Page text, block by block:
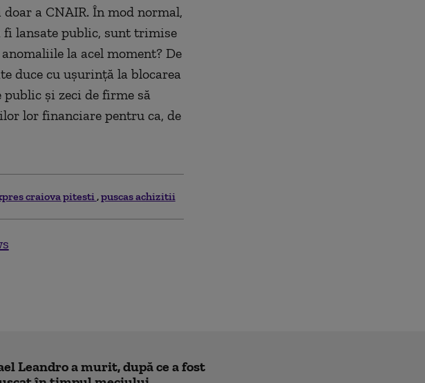
a CNAIR. În mod normal,
lansate public, sunt trimise
la acel moment? De
duce cu ușurință la blocarea
și zeci de firme să
lor financiare pentru ca, de
craiova pitesti puscas achizitii
Leandro a murit, după ce a fost